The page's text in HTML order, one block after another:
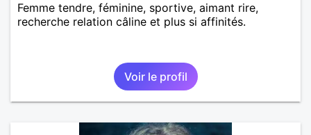
Femme tendre, féminine, sportive, aimant rire,
recherche relation câline et plus si affinités.
Voir le profil